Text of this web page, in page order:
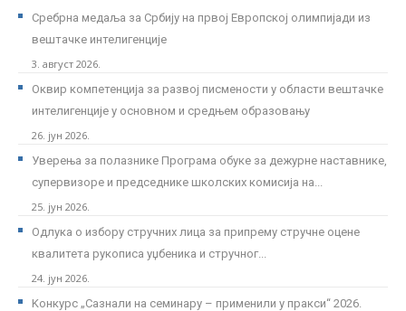
Сребрна медаља за Србију на првој Европској олимпијади из
вештачке интелигенције
3. август 2026.
Оквир компетенција за развој писмености у области вештачке
интелигенције у основном и средњем образовању
26. јун 2026.
Уверења за полазнике Програмa обуке за дежурне наставнике,
супервизоре и председнике школских комисија на...
25. јун 2026.
Одлука о избору стручних лица за припрему стручне оцене
квалитета рукописа уџбеника и стручног...
24. јун 2026.
Kонкурс „Сазнали на семинару – применили у пракси“ 2026.